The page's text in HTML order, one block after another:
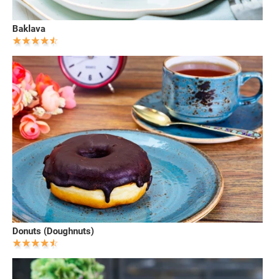
Baklava
Donuts (Doughnuts)